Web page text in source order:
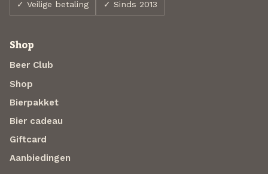
✓ Veilige betaling ✓ Sinds 2013
Shop
Beer Club
Shop
Bierpakket
Bier cadeau
Giftcard
Aanbiedingen